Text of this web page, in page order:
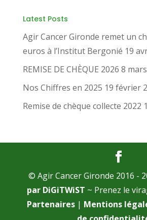
Latest Posts
Agir Cancer Gironde remet un
euros à l’Institut Bergonié 19
REMISE DE CHÈQUE 2026 8
Nos Chiffres en 2025 19 février
Remise de chèque collecte 2022
© Agir Cancer Gironde 2016 -
par DiGiTWiST ~ Prenez le
Partenaires | Mentions